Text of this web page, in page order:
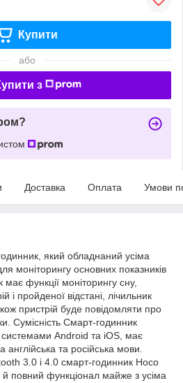
Купити
або
з
Доставка Оплата Умови
який обладнаний усіма
моніторингу основних показників
функції моніторингу сну,
і пройденої відстані, лічильник
пристрій буде повідомляти про
Сумісність Смарт-годинник
системами Android та iOS, має
та російська мови.
3.0 і 4.0 смарт-годинник Hoco
повний функціонал майже з усіма